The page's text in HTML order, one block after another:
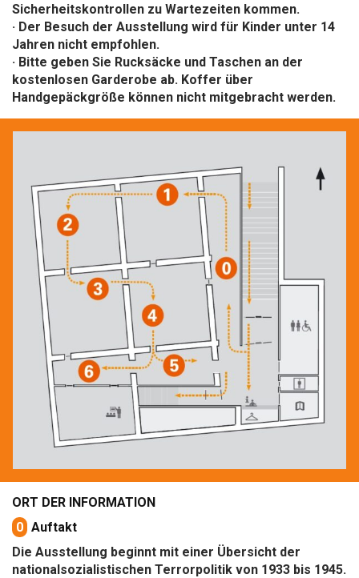
Sicherheitskontrollen zu Wartezeiten kommen.
· Der Besuch der Ausstellung wird für Kinder unter 14
Jahren nicht empfohlen.
· Bitte geben Sie Rucksäcke und Taschen an der
kostenlosen Garderobe ab. Koffer über
Handgepäckgröße können nicht mitgebracht werden.
ORT DER INFORMATION
0 Auftakt
Die Ausstellung beginnt mit einer Übersicht der
nationalsozialistischen Terrorpolitik von 1933 bis 1945.